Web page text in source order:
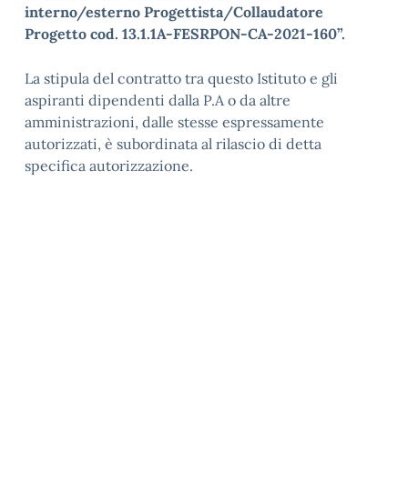
interno/esterno Progettista/Collaudatore
Progetto cod. 13.1.1A-FESRPON-CA-2021-160”.
La stipula del contratto tra questo Istituto e gli
aspiranti dipendenti dalla P.A o da altre
amministrazioni, dalle stesse espressamente
autorizzati, è subordinata al rilascio di detta
specifica autorizzazione.